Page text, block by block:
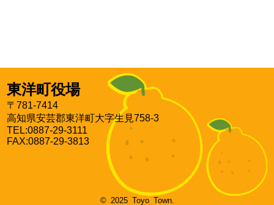
東洋町役場
〒781-7414
高知県安芸郡東洋町大字生見758-3
TEL:0887-29-3111
FAX:0887-29-3813
© 2025 Toyo Town.